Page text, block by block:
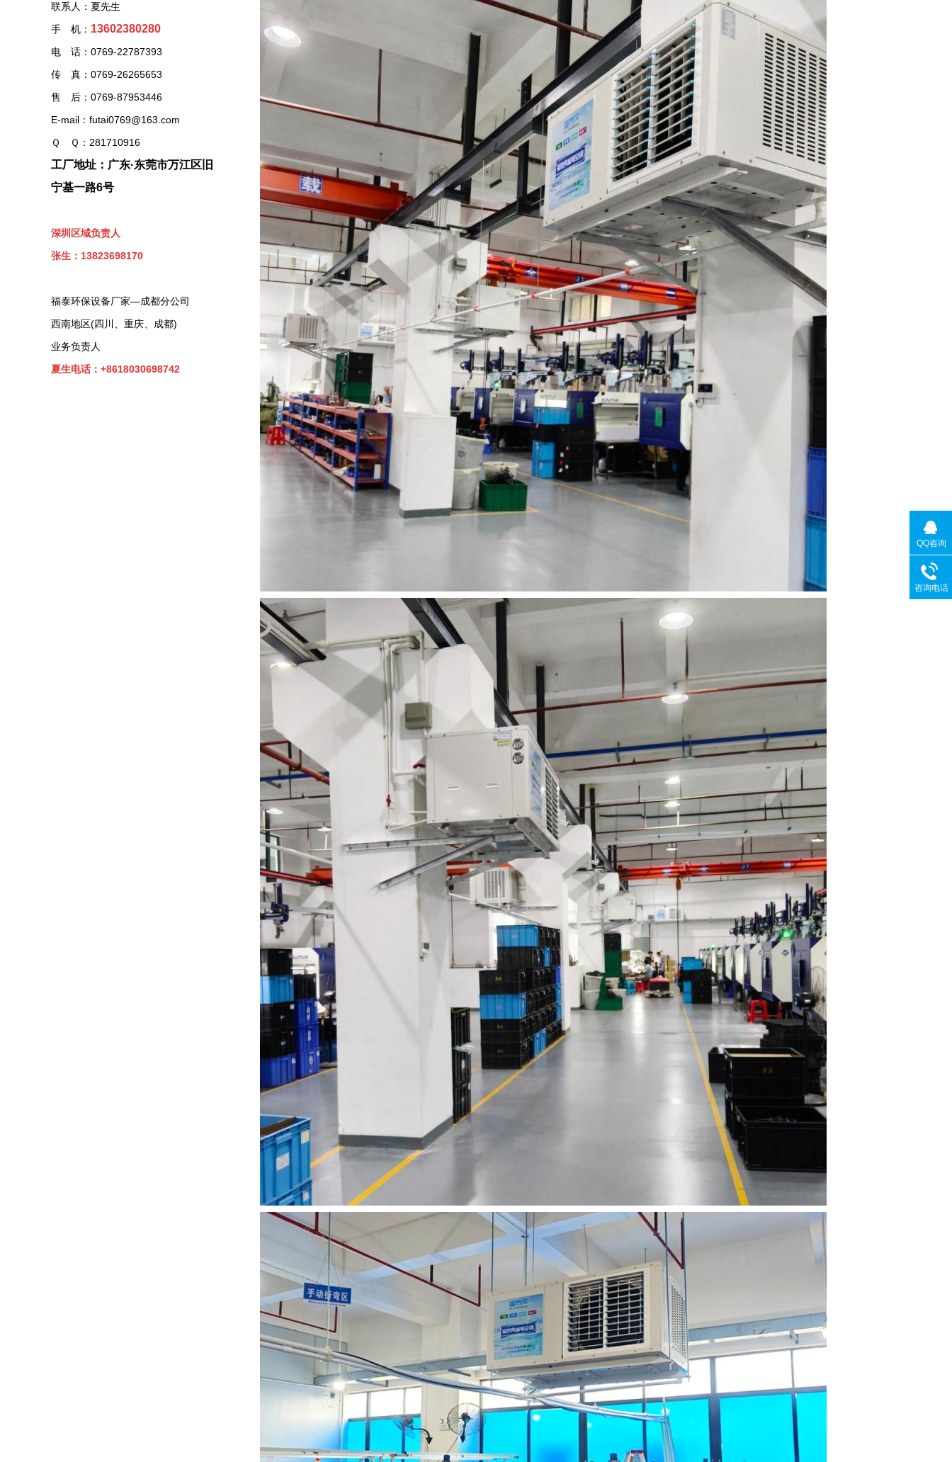
联系人：夏先生
手 机： 13602380280
电 话：0769-22787393
传 真：0769-26265653
售 后：0769-87953446
E-mail：futai0769@163.com
Ｑ Ｑ：281710916
工厂地址：广东·东莞市万江区旧
宁基一路6号
深圳区域负责人
张生：13823698170
福泰环保设备厂家—成都分公司
西南地区(四川、重庆、成都)
业务负责人
夏生电话：+8618030698742
QQ咨询
咨询电话